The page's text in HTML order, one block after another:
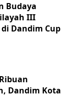
Budaya
III
Dandim Cup
Dandim Kota